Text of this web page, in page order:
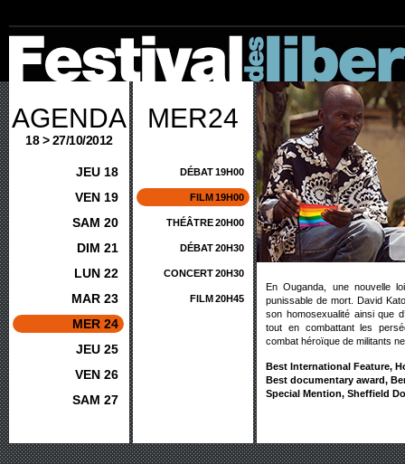
AGENDA
18 > 27/10/2012
JEU 18
VEN 19
SAM 20
DIM 21
LUN 22
MAR 23
MER 24
JEU 25
VEN 26
SAM 27
MER24
DÉBAT19H00
FILM19H00
THÉÂTRE20H00
DÉBAT20H30
CONCERT20H30
FILM20H45
En Ouganda, une nouvelle
punissable de mort. David
son homosexualité ainsi que
tout en combattant les
combat héroïque de militants
Best International Feature,
Best documentary award,
Special Mention, Sheffield